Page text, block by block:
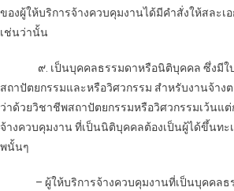
ของผู้ให้บริการจ้างควบคุมงานได้มีคำสั่งให้สละ
เช่นว่านั้น
๙. เป็นบุคคลธรรมดาหรือนิติบุคคล ซึ่งมีใบ
สถาปัตยกรรมและหรือวิศวกรรม สำหรับงานจ้าง
ว่าด้วยวิชาชีพสถาปัตยกรรมหรือวิศวกรรมเว้นแ
จ้างควบคุมงาน ที่เป็นนิติบุคคลต้องเป็นผู้ได้ขึ้นทะ
พนั้นๆ
– ผู้ให้บริการจ้างควบคุมงานที่เป็นบุคคลธร